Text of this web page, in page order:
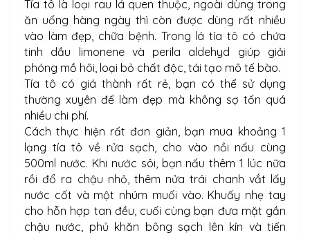
Tía tô là loại rau lá quen thuộc, ngoài dùng trong
ăn uống hàng ngày thì còn được dùng rất nhiều
vào làm đẹp, chữa bệnh. Trong lá tía tô có chứa
tinh dầu limonene và perila aldehyd giúp giải
phóng mồ hôi, loại bỏ chất độc, tái tạo mô tế bào.
Tía tô có giá thành rất rẻ, bạn có thể sử dụng
thường xuyên để làm đẹp mà không sợ tốn quá
nhiều chi phí.
Cách thực hiện rất đơn giản, bạn mua khoảng 1
lạng tía tô về rửa sạch, cho vào nồi nấu cùng
500ml nước. Khi nước sôi, bạn nấu thêm 1 lúc nữa
rồi đổ ra chậu nhỏ, thêm nửa trái chanh vắt lấy
nước cốt và một nhúm muối vào. Khuấy nhẹ tay
cho hỗn hợp tan đều, cuối cùng bạn đưa mặt gần
chậu nước, phủ khăn bông sạch lên kín và tiến